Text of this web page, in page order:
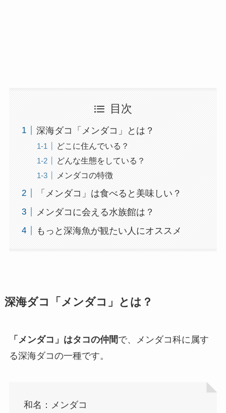
目次
深海ダコ「メンダコ」とは？
どこに住んでいる？
どんな生態をしている？
メンダコの特徴
「メンダコ」は食べると美味しい？
メンダコに会える水族館は？
もっと深海魚が観たい人にオススメ
深海ダコ「メンダコ」とは？
「メンダコ」はタコの仲間で、メンダコ科に属す
る深海ダコの一種です。
和名：メンダコ